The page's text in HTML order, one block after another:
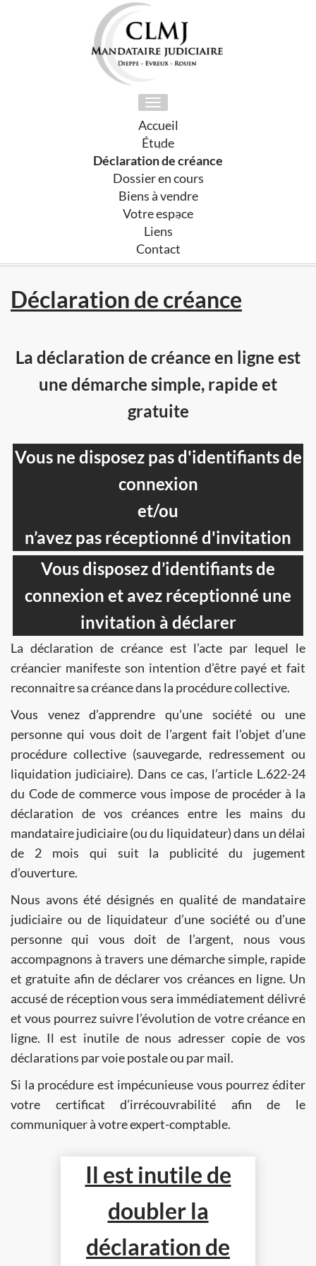
Toggle
navigation
Accueil
Étude
Déclaration de créance
Dossier en cours
Biens à vendre
Votre espace
Liens
Contact
Déclaration de créance
La déclaration de créance en ligne est
une démarche simple, rapide et
gratuite
Vous disposez d’identifiants de
connexion et avez réceptionné une
invitation à déclarer
Vous ne disposez pas d'identifiants de
connexion
et/ou
n’avez pas réceptionné d'invitation
La déclaration de créance est l’acte par lequel le
créancier manifeste son intention d’être payé et fait
reconnaitre sa créance dans la procédure collective.
Vous venez d’apprendre qu’une société ou une
personne qui vous doit de l’argent fait l’objet d’une
procédure collective (sauvegarde, redressement ou
liquidation judiciaire). Dans ce cas, l’article L.622-24
du Code de commerce vous impose de procéder à la
déclaration de vos créances entre les mains du
mandataire judiciaire (ou du liquidateur) dans un délai
de 2 mois qui suit la publicité du jugement
d’ouverture.
Nous avons été désignés en qualité de mandataire
judiciaire ou de liquidateur d’une société ou d’une
personne qui vous doit de l’argent, nous vous
accompagnons à travers une démarche simple, rapide
et gratuite afin de déclarer vos créances en ligne. Un
accusé de réception vous sera immédiatement délivré
et vous pourrez suivre l’évolution de votre créance en
ligne. Il est inutile de nous adresser copie de vos
déclarations par voie postale ou par mail.
Si la procédure est impécunieuse vous pourrez éditer
votre certificat d’irrécouvrabilité afin de le
communiquer à votre expert-comptable.
Il est inutile de
doubler la
déclaration de